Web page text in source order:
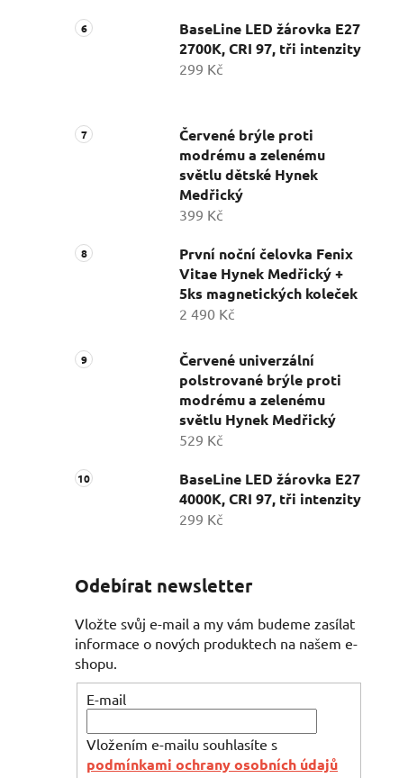
BaseLine LED žárovka E27
2700K, CRI 97, tři intenzity
299 Kč
Červené brýle proti
modrému a zelenému
světlu dětské Hynek
Medřický
399 Kč
První noční čelovka Fenix
Vitae Hynek Medřický +
5ks magnetických koleček
2 490 Kč
Červené univerzální
polstrované brýle proti
modrému a zelenému
světlu Hynek Medřický
529 Kč
BaseLine LED žárovka E27
4000K, CRI 97, tři intenzity
299 Kč
Odebírat newsletter
Vložte svůj e-mail a my vám budeme zasílat
informace o nových produktech na našem e-
shopu.
E-mail
Vložením e-mailu souhlasíte s
podmínkami ochrany osobních údajů